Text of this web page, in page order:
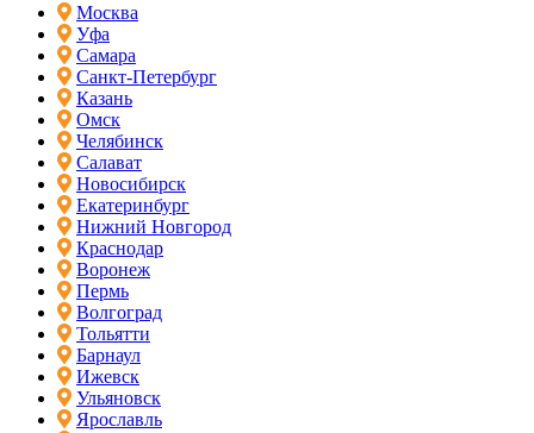
Москва
Уфа
Самара
Санкт-Петербург
Казань
Омск
Челябинск
Салават
Новосибирск
Екатеринбург
Нижний Новгород
Краснодар
Воронеж
Пермь
Волгоград
Тольятти
Барнаул
Ижевск
Ульяновск
Ярославль